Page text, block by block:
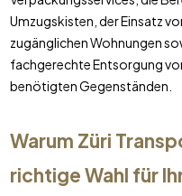
Umzugskisten, der Einsatz
zugänglichen Wohnungen
fachgerechte Entsorgung
benötigten Gegenständen.
Warum Züri
richtige Wahl für